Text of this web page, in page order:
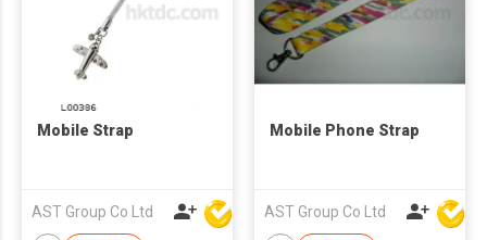
Mobile Strap
AST Group Co Ltd
Mobile Phone Strap
AST Group Co Ltd